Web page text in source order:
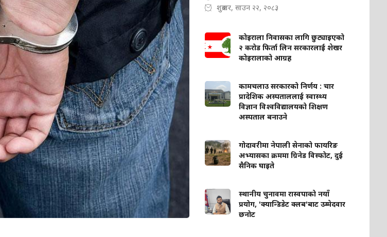
शुक्रबार, साउन २२, २०८३
कोइराला निवासका लागि छुट्याइएको
२ करोड फिर्ता लिन सरकारलाई शेखर
कोइरालाको आग्रह
कामचलाउ सरकारको निर्णय : चार
प्रादेशिक अस्पताललाई स्वास्थ्य
विज्ञान विश्वविद्यालयको शिक्षण
अस्पताल बनाउने
गोदावरीमा नेपाली सेनाको फायरिङ
अभ्यासका क्रममा ग्रिनेड विस्फोट, दुई
सैनिक घाइते
स्थानीय चुनावमा रास्वपाको नयाँ
प्रयोग, 'क्यान्डिडेट क्लब'बाट उम्मेदवार
छनोट